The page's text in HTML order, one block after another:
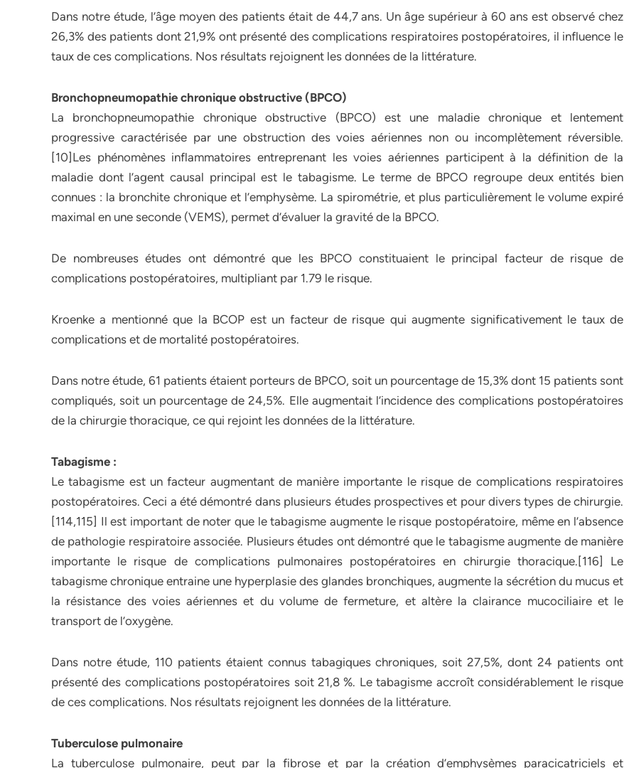
Dans notre étude, l’âge moyen des patients était de 44,7 ans. Un âge supérieur à 60 ans est observé chez
26,3% des patients dont 21,9% ont présenté des complications respiratoires postopératoires, il influence le
taux de ces complications. Nos résultats rejoignent les données de la littérature.
Bronchopneumopathie chronique obstructive (BPCO)
La bronchopneumopathie chronique obstructive (BPCO) est une maladie chronique et lentement
progressive caractérisée par une obstruction des voies aériennes non ou incomplètement réversible.
[10]Les phénomènes inflammatoires entreprenant les voies aériennes participent à la définition de la
maladie dont l’agent causal principal est le tabagisme. Le terme de BPCO regroupe deux entités bien
connues : la bronchite chronique et l’emphysème. La spirométrie, et plus particulièrement le volume expiré
maximal en une seconde (VEMS), permet d’évaluer la gravité de la BPCO.
De nombreuses études ont démontré que les BPCO constituaient le principal facteur de risque de
complications postopératoires, multipliant par 1.79 le risque.
Kroenke a mentionné que la BCOP est un facteur de risque qui augmente significativement le taux de
complications et de mortalité postopératoires.
Dans notre étude, 61 patients étaient porteurs de BPCO, soit un pourcentage de 15,3% dont 15 patients sont
compliqués, soit un pourcentage de 24,5%. Elle augmentait l’incidence des complications postopératoires
de la chirurgie thoracique, ce qui rejoint les données de la littérature.
Tabagisme :
Le tabagisme est un facteur augmentant de manière importante le risque de complications respiratoires
postopératoires. Ceci a été démontré dans plusieurs études prospectives et pour divers types de chirurgie.
[114,115] Il est important de noter que le tabagisme augmente le risque postopératoire, même en l’absence
de pathologie respiratoire associée. Plusieurs études ont démontré que le tabagisme augmente de manière
importante le risque de complications pulmonaires postopératoires en chirurgie thoracique.[116] Le
tabagisme chronique entraine une hyperplasie des glandes bronchiques, augmente la sécrétion du mucus et
la résistance des voies aériennes et du volume de fermeture, et altère la clairance mucociliaire et le
transport de l’oxygène.
Dans notre étude, 110 patients étaient connus tabagiques chroniques, soit 27,5%, dont 24 patients ont
présenté des complications postopératoires soit 21,8 %. Le tabagisme accroît considérablement le risque
de ces complications. Nos résultats rejoignent les données de la littérature.
Tuberculose pulmonaire
La tuberculose pulmonaire, peut par la fibrose et par la création d’emphysèmes paracicatriciels et